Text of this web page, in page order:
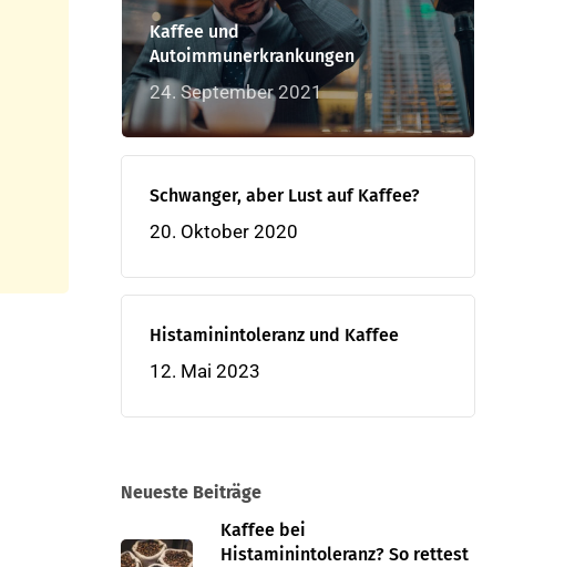
Kaffee und
Autoimmunerkrankungen
24. September 2021
Schwanger, aber Lust auf Kaffee?
20. Oktober 2020
Histaminintoleranz und Kaffee
12. Mai 2023
Neueste Beiträge
Kaffee bei
Histaminintoleranz? So rettest